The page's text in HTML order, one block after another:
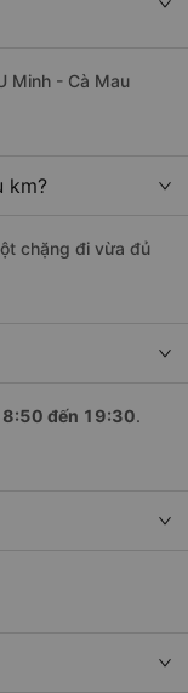
Minh - Cà Mau
km?
chặng đi vừa đủ
đến 19:30.